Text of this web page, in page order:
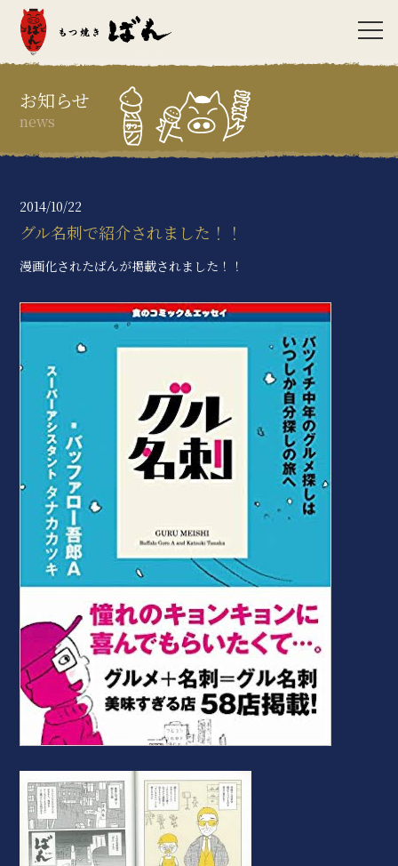
お知らせ
news
2014/10/22
グル名刺で紹介されました！！
漫画化されたばんが掲載されました！！